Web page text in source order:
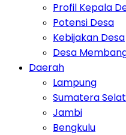
Profil Kepala
Potensi Desa
Kebijakan Desa
Desa
Daerah
Lampung
Sumatera
Jambi
Bengkulu